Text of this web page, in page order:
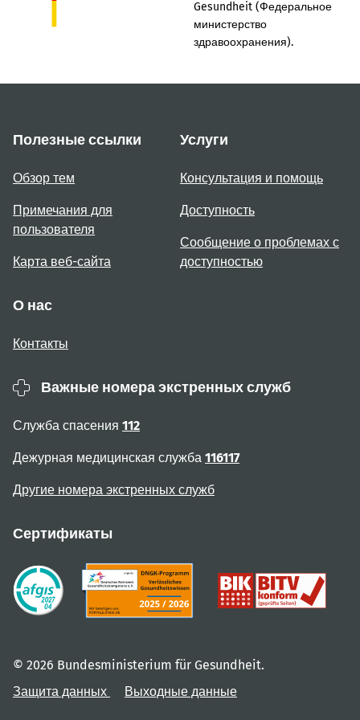
Gesundheit (Федеральное
министерство
здравоохранения).
Полезные ссылки
Обзор тем
Примечания для
пользователя
Карта веб-сайта
Услуги
Консультация и помощь
Доступность
Сообщение о проблемах с
доступностью
О нас
Контакты
Важные номера экстренных служб
Служба спасения 112
Дежурная медицинская служба 116117
Другие номера экстренных служб
Сертификаты
© 2026 Bundesministerium für Gesundheit.
Защита данных
Выходные данные